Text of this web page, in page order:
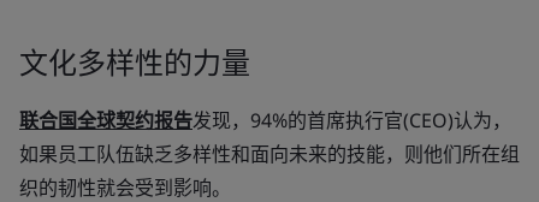
文化多样性的力量
联合国全球契约报告发现，94%的首席执行官(CEO)认为，
如果员工队伍缺乏多样性和面向未来的技能，则他们所在组
织的韧性就会受到影响。